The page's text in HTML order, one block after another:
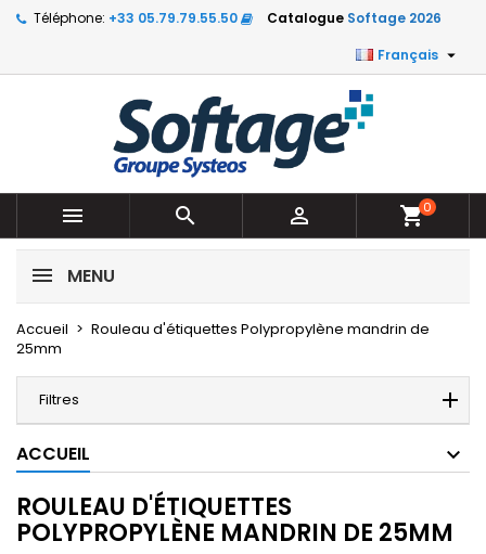
Téléphone: +33 05.79.79.55.50 Catalogue Softage 2026
Français 
   shopping_cart0
MENU
Accueil
Rouleau d'étiquettes Polypropylène mandrin de
25mm
Filtres
ACCUEIL
ROULEAU D'ÉTIQUETTES
POLYPROPYLÈNE MANDRIN DE 25MM